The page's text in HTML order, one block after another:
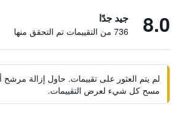
8.0 جيد جدًا
736 من التقييمات تم التحقق منها
لم يتم العثور على تقييمات. حاول إزالة مرشح
مسح كل شيء لعرض التقييمات.